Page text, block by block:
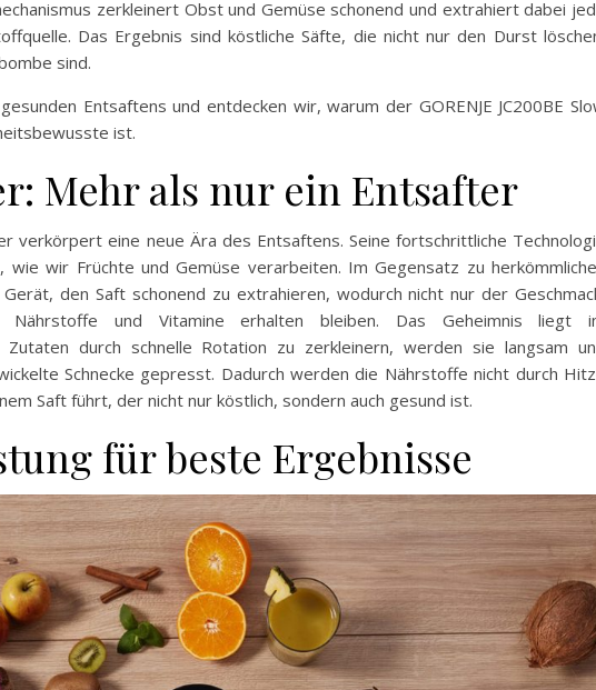
zerkleinert Obst und Gemüse schonend und extrahiert dabei
Das Ergebnis sind köstliche Säfte, die nicht nur den Durst
sind.
Entsaftens und entdecken wir, warum der GORENJE JC200BE
ist.
Mehr als nur ein Entsafter
verkörpert eine neue Ära des Entsaftens. Seine fortschrittliche
wir Früchte und Gemüse verarbeiten. Im Gegensatz zu
den Saft schonend zu extrahieren, wodurch nicht nur der
und Vitamine erhalten bleiben. Das Geheimnis liegt
durch schnelle Rotation zu zerkleinern, werden sie langsam
Schnecke gepresst. Dadurch werden die Nährstoffe nicht durch
Saft führt, der nicht nur köstlich, sondern auch gesund ist.
für beste Ergebnisse